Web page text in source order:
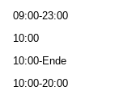
09:00-23:00
10:00
10:00-Ende
10:00-20:00